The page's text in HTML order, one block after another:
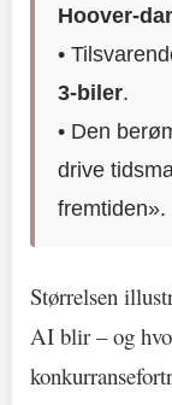
Hoover-
•
3-biler.
• Den
drive
fremtiden».
Størrelsen
AI blir – og